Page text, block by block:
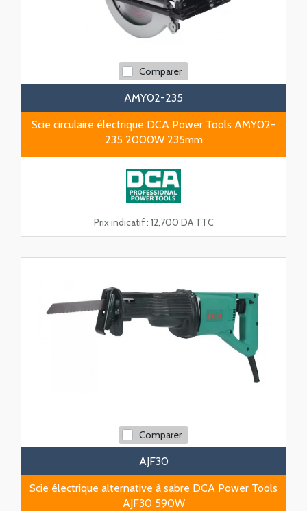
Comparer
AMY02-235
Scie circulaire électrique DCA Power Tools AMY02-
235 2000W 235mm
Prix indicatif : 12,700 DA TTC
Comparer
AJF30
Scie électrique alternative à sabre DCA Power Tools
AJF30 590W